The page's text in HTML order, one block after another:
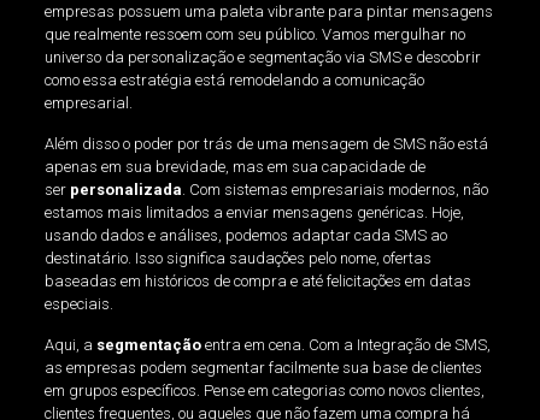
empresas possuem uma paleta vibrante para pintar mensagens
que realmente ressoem com seu público. Vamos mergulhar no
universo da personalização e segmentação via SMS e descobrir
como essa estratégia está remodelando a comunicação
empresarial.
Além disso o poder por trás de uma mensagem de SMS não está
apenas em sua brevidade, mas em sua capacidade de
ser personalizada. Com sistemas empresariais modernos, não
estamos mais limitados a enviar mensagens genéricas. Hoje,
usando dados e análises, podemos adaptar cada SMS ao
destinatário. Isso significa saudações pelo nome, ofertas
baseadas em históricos de compra e até felicitações em datas
especiais.
Aqui, a segmentaçãoentra em cena. Com a Integração de SMS,
as empresas podem segmentar facilmente sua base de clientes
em grupos específicos. Pense em categorias como novos clientes,
clientes frequentes, ou aqueles que não fazem uma compra há